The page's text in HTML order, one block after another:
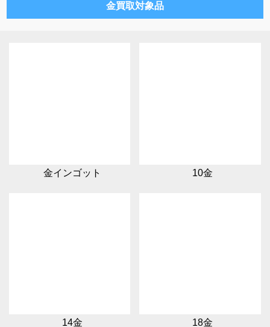
金買取対象品
金インゴット 10金
14金 18金